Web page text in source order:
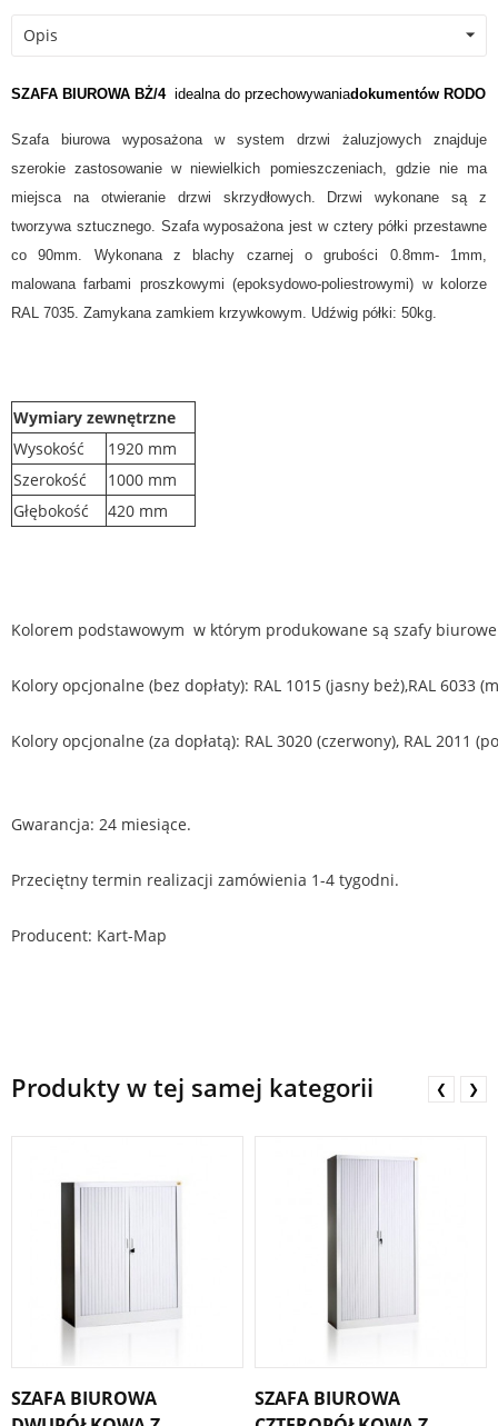
Opis
SZAFA BIUROWA BŻ/4 idealna do przechowywaniadokumentów RODO
Szafa biurowa wyposażona w system drzwi żaluzjowych znajduje
szerokie zastosowanie w niewielkich pomieszczeniach, gdzie nie ma
miejsca na otwieranie drzwi skrzydłowych. Drzwi wykonane są z
tworzywa sztucznego. Szafa wyposażona jest w cztery półki przestawne
co 90mm. Wykonana z blachy czarnej o grubości 0.8mm- 1mm,
malowana farbami proszkowymi (epoksydowo-poliestrowymi) w kolorze
RAL 7035. Zamykana zamkiem krzywkowym. Udźwig półki: 50kg.
Wymiary zewnętrzne
Wysokość
1920 mm
Szerokość
1000 mm
Głębokość
420 mm
Kolorem podstawowym w którym produkowane są szafy
Kolory opcjonalne (bez dopłaty): RAL 1015 (jasny beż),RAL 6033
Kolory opcjonalne (za dopłatą): RAL 3020 (czerwony), RAL 2011
Gwarancja: 24 miesiące.
Przeciętny termin realizacji zamówienia 1-4 tygodni.
Producent: Kart-Map
Produkty w tej samej kategorii
SZAFA BIUROWA
SZAFA BIUROWA
❮ ❯